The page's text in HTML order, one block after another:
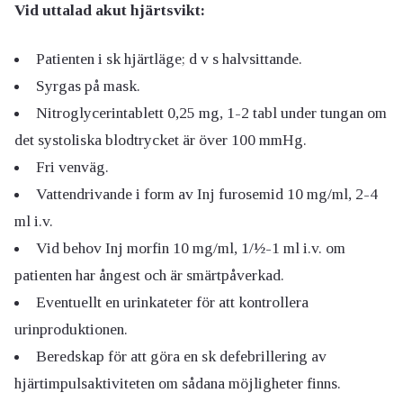
Vid uttalad akut hjärtsvikt:
Patienten i sk hjärtläge; d v s halvsittande.
Syrgas på mask.
Nitroglycerintablett 0,25 mg, 1-2 tabl under tungan om
det systoliska blodtrycket är över 100 mmHg.
Fri venväg.
Vattendrivande i form av Inj furosemid 10 mg/ml, 2-4
ml i.v.
Vid behov Inj morfin 10 mg/ml, 1/½-1 ml i.v. om
patienten har ångest och är smärtpåverkad.
Eventuellt en urinkateter för att kontrollera
urinproduktionen.
Beredskap för att göra en sk defebrillering av
hjärtimpulsaktiviteten om sådana möjligheter finns.